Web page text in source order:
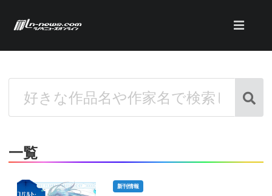
一覧
新刊情報